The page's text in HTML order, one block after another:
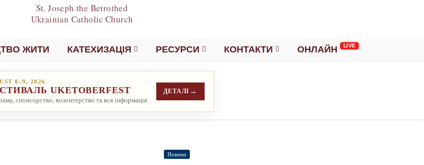
St. Joseph the Betrothed
Ukrainian Catholic Church
ЖИТИ КАТЕХИЗАЦІЯ РЕСУРСИ КОНТАКТИ ОНЛАЙН
8–9, 2026
UKETOBERFEST
спонсорство, волонтерство та вся інформація
ДЕТАЛІ →
Новини